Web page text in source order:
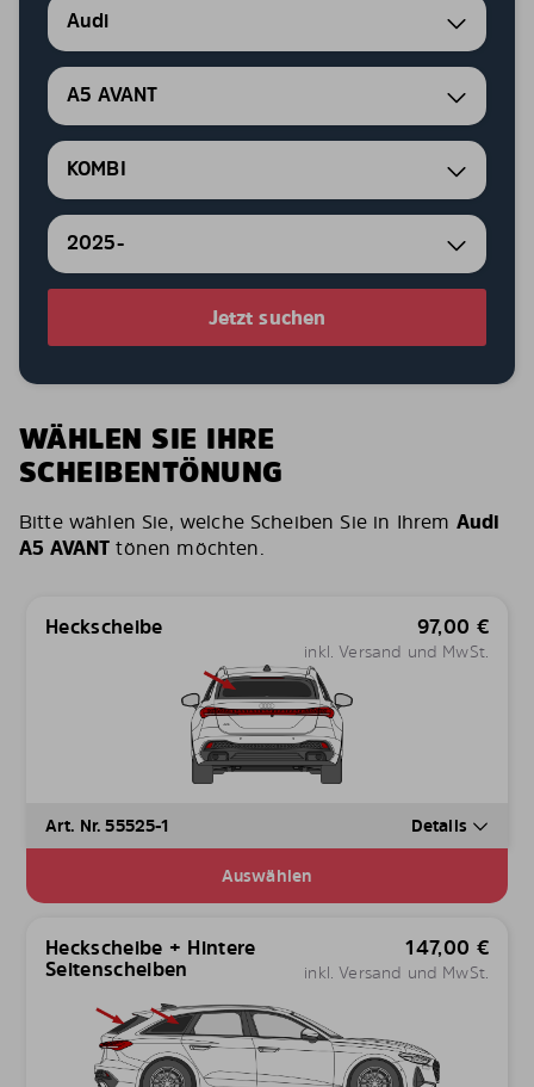
Audi
A5 AVANT
KOMBI
2025-
Jetzt suchen
WÄHLEN SIE IHRE
SCHEIBENTÖNUNG
Bitte wählen Sie, welche Scheiben Sie in Ihrem Audi
A5 AVANT tönen möchten.
Heckscheibe 97,00 €
inkl. Versand und MwSt.
Art. Nr. 55525-1 Details
Auswählen
Heckscheibe + Hintere
Seitenscheiben
147,00 €
inkl. Versand und MwSt.